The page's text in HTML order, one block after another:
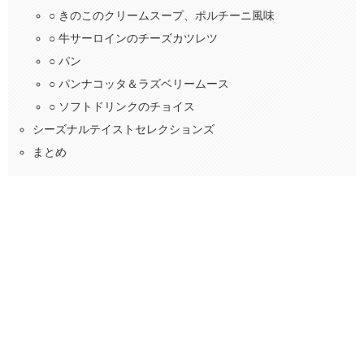
○ きのこのクリームスープ、ポルチーニ風味
○ 牛サーロインのチーズカツレツ
○ パン
○ パンナコッタ＆ラズベリームース
○ ソフトドリンクのチョイス
シーズナルテイストセレクションズ
まとめ